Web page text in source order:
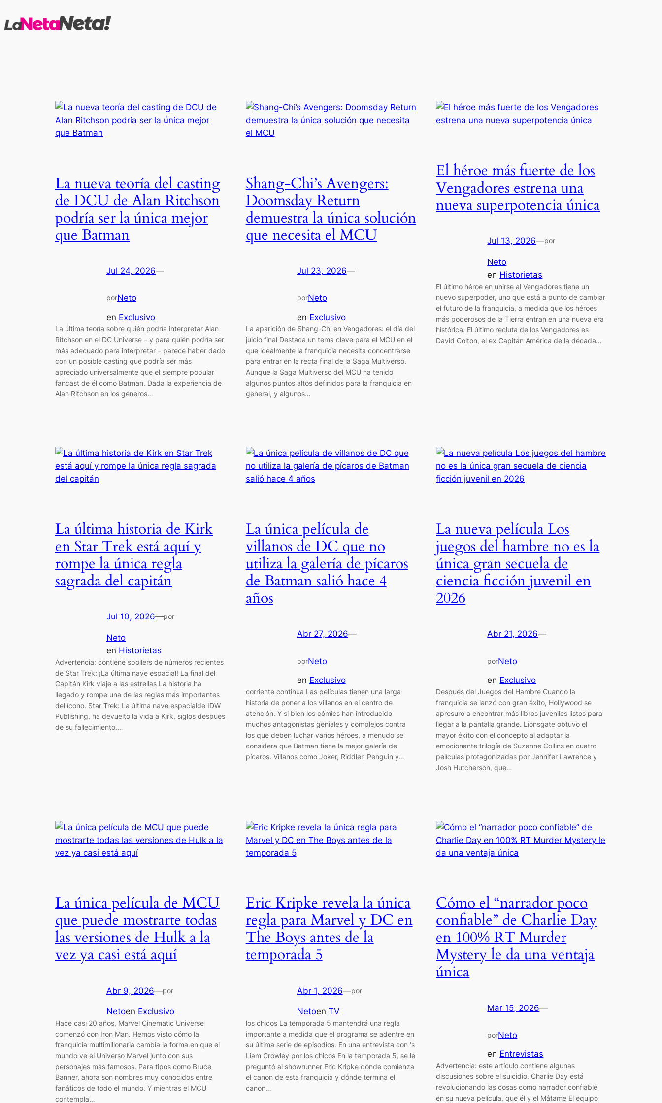
al
La nueva teoría del casting
de DCU de Alan Ritchson
podría ser la única mejor
que Batman
Jul 24, 2026—
porNeto
en Exclusivo
La última teoría sobre quién podría interpretar Alan
Ritchson en el DC Universe – y para quién podría ser
más adecuado para interpretar – parece haber dado
con un posible casting que podría ser más
apreciado universalmente que el siempre popular
fancast de él como Batman. Dada la experiencia de
Alan Ritchson en los géneros…
Shang-Chi’s Avengers:
Doomsday Return
demuestra la única solución
que necesita el MCU
Jul 23, 2026—
porNeto
en Exclusivo
La aparición de Shang-Chi en Vengadores: el día del
juicio final Destaca un tema clave para el MCU en el
que idealmente la franquicia necesita concentrarse
para entrar en la recta final de la Saga Multiverso.
Aunque la Saga Multiverso del MCU ha tenido
algunos puntos altos definidos para la franquicia en
general, y algunos…
El héroe más fuerte de los
Vengadores estrena una
nueva superpotencia única
Jul 13, 2026—por
Neto
en Historietas
El último héroe en unirse al Vengadores tiene un
nuevo superpoder, uno que está a punto de cambiar
el futuro de la franquicia, a medida que los héroes
más poderosos de la Tierra entran en una nueva era
histórica. El último recluta de los Vengadores es
David Colton, el ex Capitán América de la década…
La última historia de Kirk
en Star Trek está aquí y
rompe la única regla
sagrada del capitán
Jul 10, 2026—por
Neto
en Historietas
Advertencia: contiene spoilers de números recientes
de Star Trek: ¡La última nave espacial! La final del
Capitán Kirk viaje a las estrellas La historia ha
llegado y rompe una de las reglas más importantes
del ícono. Star Trek: La última nave espacialde IDW
Publishing, ha devuelto la vida a Kirk, siglos después
de su fallecimiento.…
La única película de
villanos de DC que no
utiliza la galería de pícaros
de Batman salió hace 4
años
Abr 27, 2026—
porNeto
en Exclusivo
corriente continua Las películas tienen una larga
historia de poner a los villanos en el centro de
atención. Y si bien los cómics han introducido
muchos antagonistas geniales y complejos contra
los que deben luchar varios héroes, a menudo se
considera que Batman tiene la mejor galería de
pícaros. Villanos como Joker, Riddler, Penguin y…
La nueva película Los
juegos del hambre no es la
única gran secuela de
ciencia ficción juvenil en
2026
Abr 21, 2026—
porNeto
en Exclusivo
Después del Juegos del Hambre Cuando la
franquicia se lanzó con gran éxito, Hollywood se
apresuró a encontrar más libros juveniles listos para
llegar a la pantalla grande. Lionsgate obtuvo el
mayor éxito con el concepto al adaptar la
emocionante trilogía de Suzanne Collins en cuatro
películas protagonizadas por Jennifer Lawrence y
Josh Hutcherson, que…
La única película de MCU
que puede mostrarte todas
las versiones de Hulk a la
vez ya casi está aquí
Abr 9, 2026—por
Netoen Exclusivo
Hace casi 20 años, Marvel Cinematic Universe
comenzó con Iron Man. Hemos visto cómo la
franquicia multimillonaria cambia la forma en que el
mundo ve el Universo Marvel junto con sus
personajes más famosos. Para tipos como Bruce
Banner, ahora son nombres muy conocidos entre
fanáticos de todo el mundo. Y mientras el MCU
contempla…
Eric Kripke revela la única
regla para Marvel y DC en
The Boys antes de la
temporada 5
Abr 1, 2026—por
Netoen TV
los chicos La temporada 5 mantendrá una regla
importante a medida que el programa se adentre en
su última serie de episodios. En una entrevista con ‘s
Liam Crowley por los chicos En la temporada 5, se le
preguntó al showrunner Eric Kripke dónde comienza
el canon de esta franquicia y dónde termina el
canon…
Cómo el “narrador poco
confiable” de Charlie Day
en 100% RT Murder
Mystery le da una ventaja
única
Mar 15, 2026—
porNeto
en Entrevistas
Advertencia: este artículo contiene algunas
discusiones sobre el suicidio. Charlie Day está
revolucionando las cosas como narrador confiable
en su nueva película, que él y el Mátame El equipo